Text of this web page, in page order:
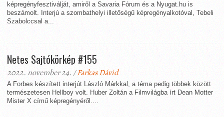
képregényfesztiválját, amiről a Savaria Fórum és a Nyugat.hu is
beszámolt. Interjú a szombathelyi illetőségű képregényalkotóval, Tebeli
Szabolccsal a...
Netes Sajtókörkép #155
2022. november 24. /Farkas Dávid
A Forbes készített interjút László Márkkal, a téma pedig többek között
természetesen Hellboy volt. Huber Zoltán a Filmvilágba írt Dean Motter
Mister X című képregényéről....